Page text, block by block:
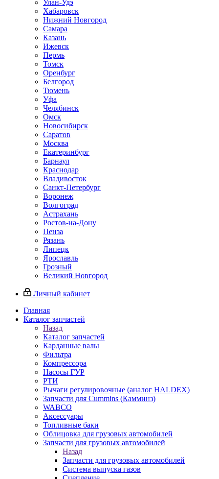
Улан-Удэ
Хабаровск
Нижний Новгород
Самара
Казань
Ижевск
Пермь
Томск
Оренбург
Белгород
Тюмень
Уфа
Челябинск
Омск
Новосибирск
Саратов
Москва
Екатеринбург
Барнаул
Краснодар
Владивосток
Санкт-Петербург
Воронеж
Волгоград
Астрахань
Ростов-на-Дону
Пенза
Рязань
Липецк
Ярославль
Грозный
Великий Новгород
Личный кабинет
Главная
Каталог запчастей
Назад
Каталог запчастей
Карданные валы
Фильтра
Компрессора
Насосы ГУР
РТИ
Рычаги регулировочные (аналог HALDEX)
Запчасти для Cummins (Камминз)
WABCO
Аксессуары
Топливные баки
Облицовка для грузовых автомобилей
Запчасти для грузовых автомобилей
Назад
Запчасти для грузовых автомобилей
Система выпуска газов